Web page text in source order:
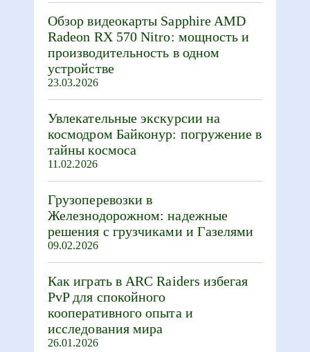
Обзор видеокарты Sapphire AMD
Radeon RX 570 Nitro: мощность и
производительность в одном
устройстве
23.03.2026
Увлекательные экскурсии на
космодром Байконур: погружение в
тайны космоса
11.02.2026
Грузоперевозки в
Железнодорожном: надежные
решения с грузчиками и Газелями
09.02.2026
Как играть в ARC Raiders избегая
PvP для спокойного
кооперативного опыта и
исследования мира
26.01.2026